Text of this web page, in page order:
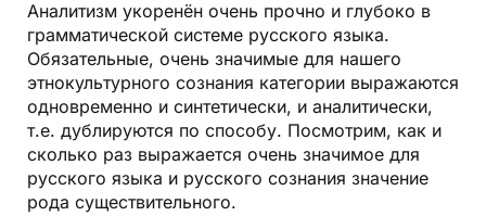
Аналитизм укоренён очень прочно и глубоко в
грамматической системе русского языка.
Обязательные, очень значимые для нашего
этнокультурного сознания категории выражаются
одновременно и синтетически, и аналитически,
т.е. дублируются по способу. Посмотрим, как и
сколько раз выражается очень значимое для
русского языка и русского сознания значение
рода существительного.